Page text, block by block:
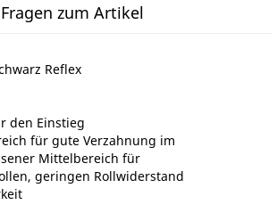
Fragen zum Artikel
Reflex
den Einstieg
für gute Verzahnung im
Mittelbereich für
geringen Rollwiderstand